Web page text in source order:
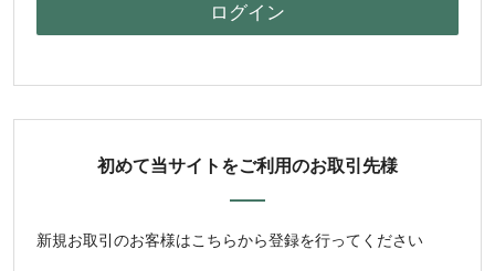
初めて当サイトをご利用のお取引先様
新規お取引のお客様はこちらから登録を行ってください